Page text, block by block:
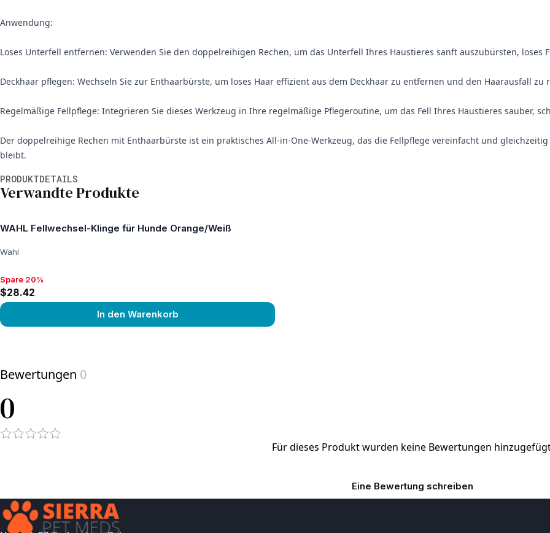
Anwendung:
Loses Unterfell entfernen: Verwenden Sie den doppelreihigen Rechen, um das Unterfell Ihres Haustieres sanft auszubürsten,
Deckhaar pflegen: Wechseln Sie zur Enthaarbürste, um loses Haar effizient aus dem Deckhaar zu entfernen und den Haarausfall zu
Regelmäßige Fellpflege: Integrieren Sie dieses Werkzeug in Ihre regelmäßige Pflegeroutine, um das Fell Ihres Haustieres sauber,
Der doppelreihige Rechen mit Enthaarbürste ist ein praktisches All-in-One-Werkzeug, das die Fellpflege vereinfacht und
bleibt.
PRODUKTDETAILS
Verwandte Produkte
WAHL Fellwechsel-Klinge für Hunde Orange/Weiß
Wahl
Spare 20%, $28.42
Spare 20%
$28.42
In den Warenkorb
Bewertungen 0
0
Für dieses Produkt wurden keine Bewertungen
Eine Bewertung schreiben